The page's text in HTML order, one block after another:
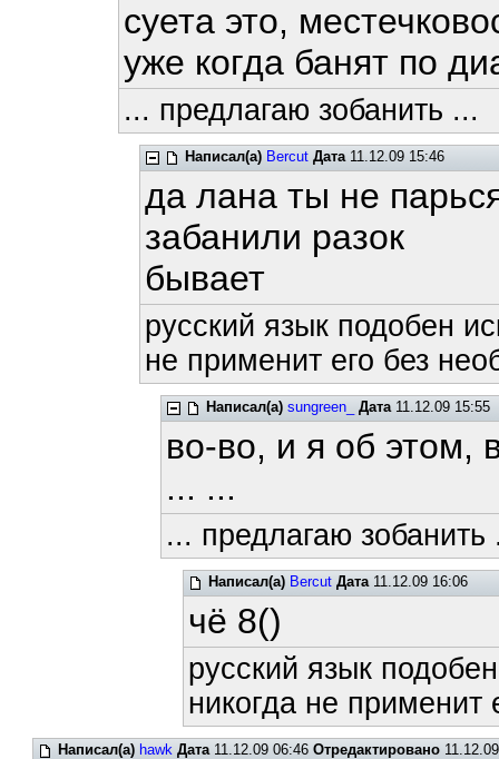
суета это,
уже когда банят по
... предлагаю зобанить ...
Написал(а) Bercut Дата11.12.09 15:46
да лана ты не
забанили разок
бывает
русский язык подобен
не применит его без
Написал(а) sungreen_ Дата11.12.09 15:55
во-во, и я об этом,
... ...
... предлагаю зобанить
Написал(а) Bercut Дата11.12.09 16:06
чё 8()
русский язык
никогда не применит
Написал(а) hawk Дата11.12.09 06:46Отредактировано